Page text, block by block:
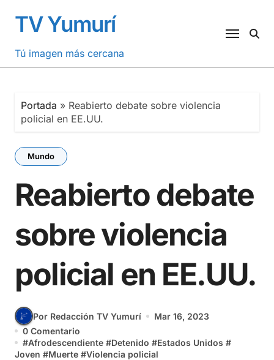
contenido
TV Yumurí
Tú imagen más cercana
Portada » Reabierto debate sobre violencia
policial en EE.UU.
Mundo
Reabierto debate
sobre violencia
policial en EE.UU.
Por Redacción TV Yumurí
Mar 16, 2023
0 Comentario
#Afrodescendiente #Detenido #Estados Unidos #
Joven #Muerte #Violencia policial